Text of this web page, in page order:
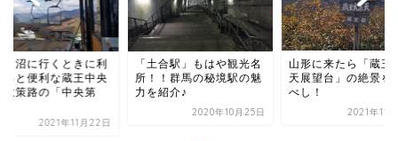
合駅」もはや観光名
！群馬の秘境駅の魅
紹介♪
山形に来たら「蔵王大黒
天展望台」の絶景を見る
べし！
2021年11月20日
ドッコ沼に行くとき
用すると便利な蔵王
高原散策路の「中央